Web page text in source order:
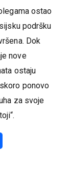
ostao
podršku
Dok
nove
ostaju
ponovo
za svoje